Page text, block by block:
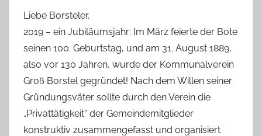
T
a
b
e
a
B
i
Liebe Borsteler,
2019 – ein Jubiläumsjahr: Im März feierte der Bote
seinen 100. Geburtstag, und am 31. August 1889,
also vor 130 Jahren, wurde der Kommunalverein
Groß Borstel gegründet! Nach dem Willen seiner
Gründungsväter sollte durch den Verein die
„Privattätigkeit“ der Gemeindemitglieder
konstruktiv zusammengefasst und organisiert